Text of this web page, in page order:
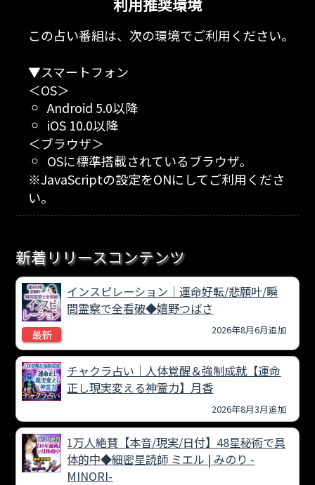
この占い番組は、次の環境でご利用ください。
▼スマートフォン
＜OS＞
Android 5.0以降
iOS 10.0以降
＜ブラウザ＞
OSに標準搭載されているブラウザ。
※JavaScriptの設定をONにしてご利用くださ
い。
新着リリースコンテンツ
最新
インスピレーション｜運命好転/悲願叶/瞬
間霊察で全看破◆嬉野つばさ
2026年8月6月追加
チャクラ占い｜人体覚醒＆強制成就【運命
正し現実変える神霊力】月香
2026年8月3月追加
1万人絶賛【本音/現実/日付】48星秘術で具
体的中◆細密星読師 ミエル | みのり -
MINORI-